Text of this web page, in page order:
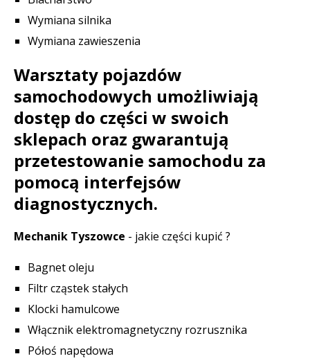
Wymiana silnika
Wymiana zawieszenia
Warsztaty pojazdów
samochodowych umożliwiają
dostęp do części w swoich
sklepach oraz gwarantują
przetestowanie samochodu za
pomocą interfejsów
diagnostycznych.
Mechanik Tyszowce - jakie części kupić ?
Bagnet oleju
Filtr cząstek stałych
Klocki hamulcowe
Włącznik elektromagnetyczny rozrusznika
Półoś napędowa